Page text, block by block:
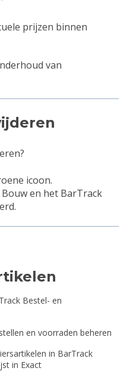
prijzen binnen
van
icoon.
en het BarTrack
Bestel- en
en voorraden beheren
in BarTrack
in Exact